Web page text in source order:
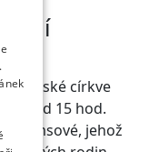
církve
od 15 hod.
Remsové, jehož